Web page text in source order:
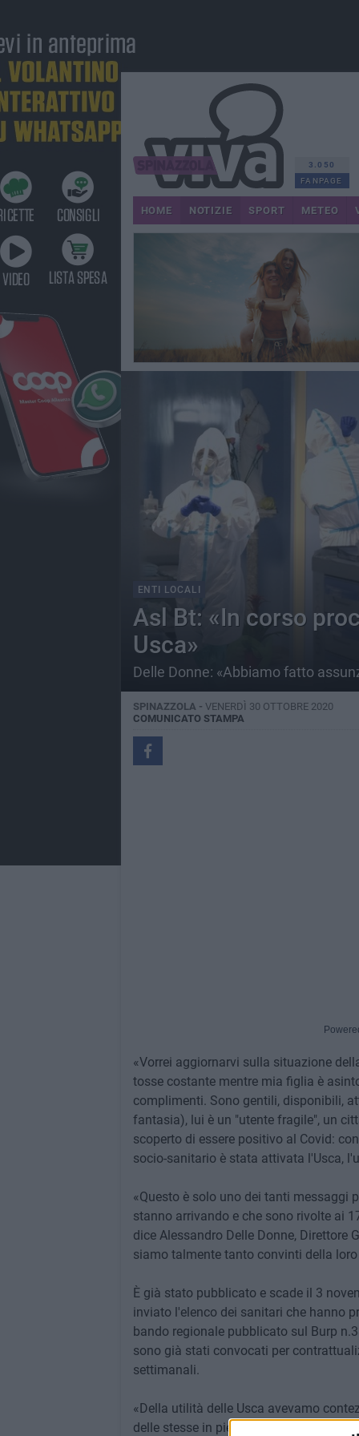
3.050
FANPAGE
HOME NOTIZIE SPORT METEO
ENTI LOCALI
Asl Bt: «In corso
Usca»
Delle Donne: «Abbiamo fatto
SPINAZZOLA - VENERDÌ 30 OTTOBRE 2020
COMUNICATO STAMPA
«Vorrei aggiornarvi sulla situazione
tosse costante mentre mia figlia è
complimenti. Sono gentili, disponibili,
fantasia), lui è un "utente fragile", un
scoperto di essere positivo al Covid:
socio-sanitario è stata attivata l'Usca,
«Questo è solo uno dei tanti messaggi
stanno arrivando e che sono rivolte ai
dice Alessandro Delle Donne, Direttore
siamo talmente tanto convinti della
È già stato pubblicato e scade il 3
inviato l'elenco dei sanitari che hanno
bando regionale pubblicato sul Burp
sono già stati convocati per
settimanali.
«Della utilità delle Usca avevamo
delle stesse in piena estate quando